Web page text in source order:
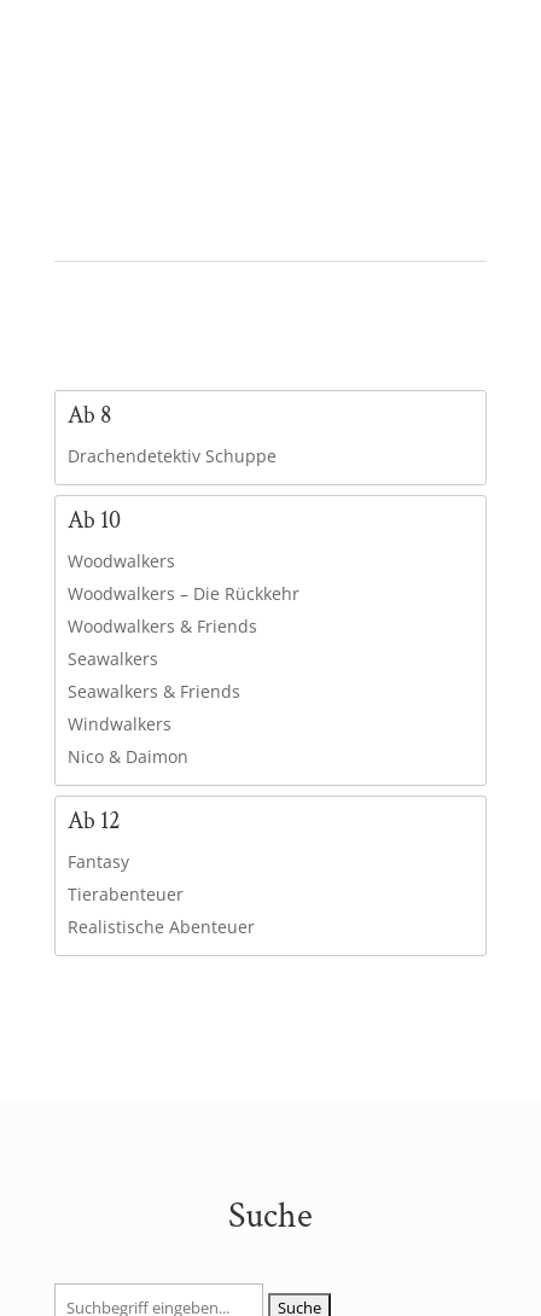
Ab 8
Drachendetektiv Schuppe
Ab 10
Woodwalkers
Woodwalkers – Die Rückkehr
Woodwalkers & Friends
Seawalkers
Seawalkers & Friends
Windwalkers
Nico & Daimon
Ab 12
Fantasy
Tierabenteuer
Realistische Abenteuer
Suche
Suchen